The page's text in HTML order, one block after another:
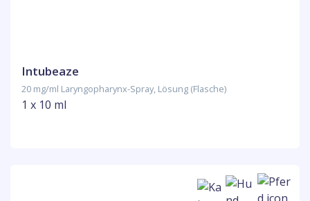
Intubeaze
20 mg/ml Laryngopharynx-Spray, Lösung (Flasche)
1 x 10 ml